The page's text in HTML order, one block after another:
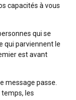
capacités à vous
qui se
qui parviennent le
est avant
message passe.
temps, les